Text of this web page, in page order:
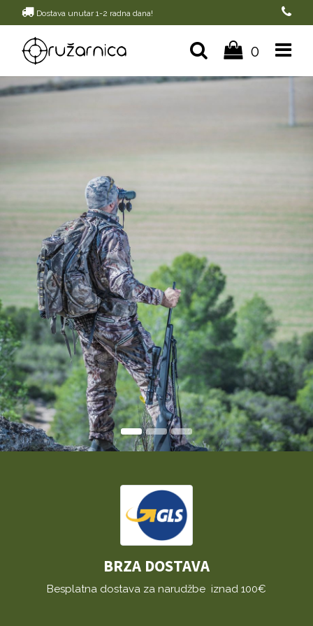
Dostava unutar 1-2 radna dana!
0
BRZA DOSTAVA
Besplatna dostava za narudžbe iznad 100€